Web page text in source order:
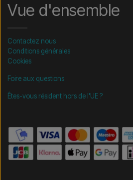
Vue d'ensemble
Contactez nous
Conditions générales
Cookies
Foire aux questions
Êtes-vous résident hors de l'UE ?